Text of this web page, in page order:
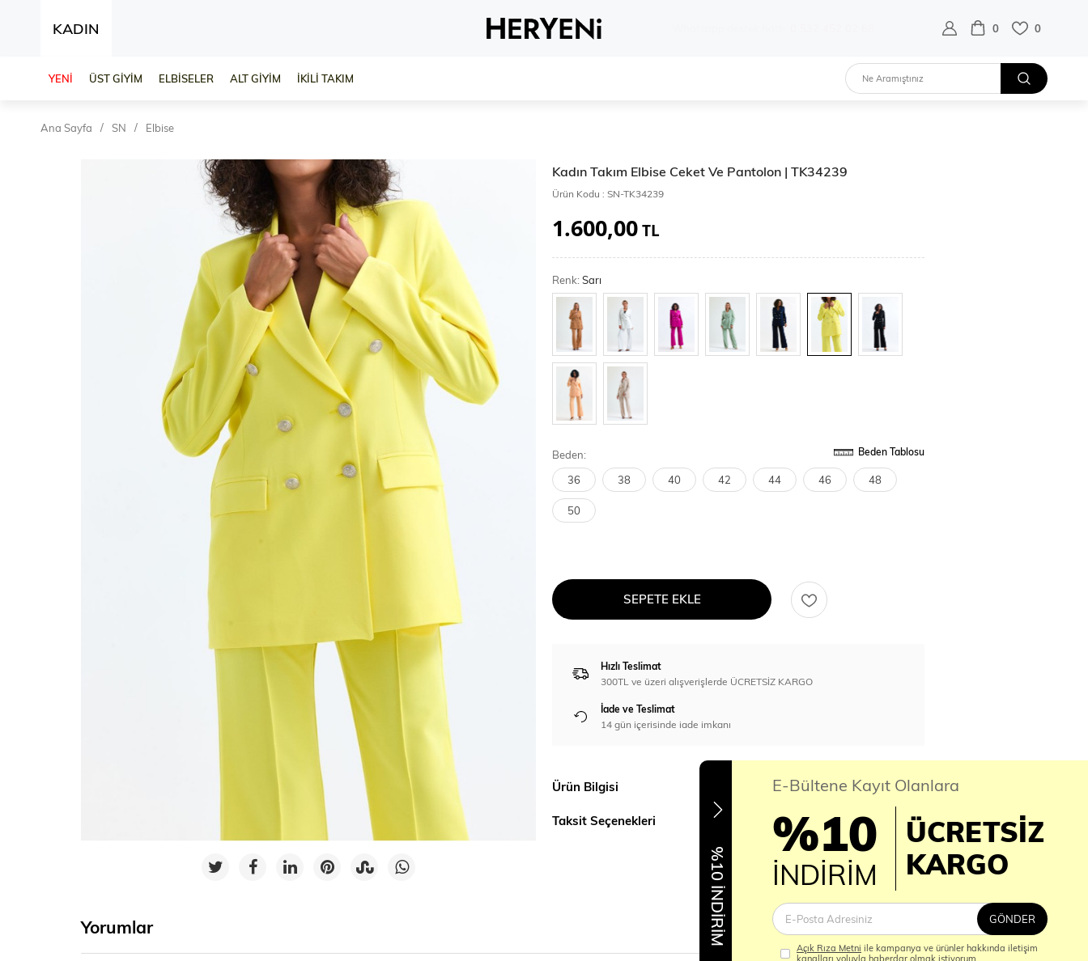
KADIN 0 0
YENİ ÜST GİYİM ELBİSELER ALT GİYİM İKİLİ TAKIM
Ana Sayfa SN Elbise
Kadın Takım Elbise Ceket Ve Pantolon | TK34239
Ürün Kodu : SN-TK34239
1.600,00TL
Renk:Sarı
Beden: Beden Tablosu
36 38 40 42 44 46 48
50
SEPETE EKLE
Hızlı Teslimat
300TL ve üzeri alışverişlerde ÜCRETSİZ KARGO
İade ve Teslimat
14 gün içerisinde iade imkanı
Ürün Bilgisi
Taksit Seçenekleri
Yorumlar %10 İNDİRİM
E-Bültene Kayıt Olanlara
%10
İNDİRİM
ÜCRETSİZ
KARGO
GÖNDER
Açık Rıza Metni ile kampanya ve ürünler hakkında iletişim
kanalları yoluyla haberdar olmak istiyorum.